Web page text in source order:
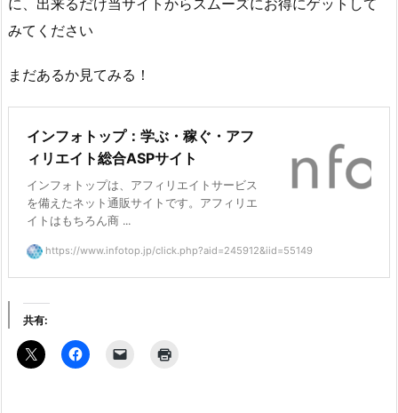
みてください
まだあるか見てみる！
インフォトップ：学ぶ・稼ぐ・アフ
ィリエイト総合ASPサイト
インフォトップは、アフィリエイトサービス
を備えたネット通販サイトです。アフィリエ
イトはもちろん商 ...
https://www.infotop.jp/click.php?aid=245912&iid=55149
共有: